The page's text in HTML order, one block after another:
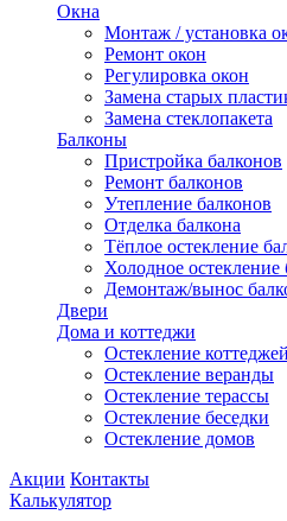
Окна
Монтаж / установка
Ремонт окон
Регулировка окон
Замена старых
Замена стеклопакета
Балконы
Пристройка балконов
Ремонт балконов
Утепление балконов
Отделка балкона
Тёплое остекление
Холодное остекление
Демонтаж/вынос
Двери
Дома и коттеджи
Остекление коттеджей
Остекление веранды
Остекление терассы
Остекление беседки
Остекление домов
Акции Контакты
Калькулятор